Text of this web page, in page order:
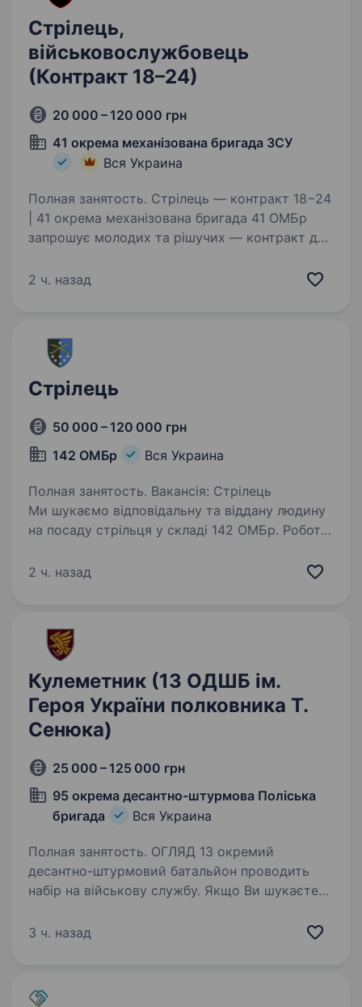
Стрілець,
військовослужбовець
(Контракт 18–24)
20 000 – 120 000 грн
41 окрема механізована бригада ЗСУ
Вся Украина
Полная занятость. Стрілець — контракт 18−24
| 41 окрема механізована бригада 41 ОМБр
запрошує молодих та рішучих — контракт для
стрільців. Що гарантуємо: Одразу при
2 ч. назад
Стрілець
50 000 – 120 000 грн
142 ОМБр
Вся Украина
Полная занятость. Вакансія: Стрілець
Ми шукаємо відповідальну та віддану людину
на посаду стрільця у складі 142 ОМБр. Робота
Вимоги: Готовність до виконання військових
2 ч. назад
Кулеметник (13 ОДШБ ім.
Героя України полковника Т.
Сенюка)
25 000 – 125 000 грн
95 окрема десантно-штурмова Поліська
бригада
Вся Украина
Полная занятость. ОГЛЯД 13 окремий
десантно-штурмовий батальйон проводить
набір на військову службу. Якщо Ви шукаєте
та дисциплінованої команди та маєте бажання
3 ч. назад